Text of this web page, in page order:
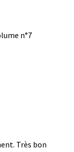
n°7
Très bon